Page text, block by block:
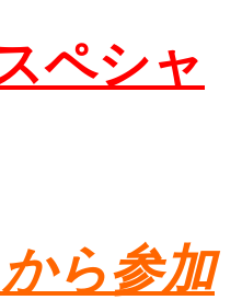
ペシャ
ら参加